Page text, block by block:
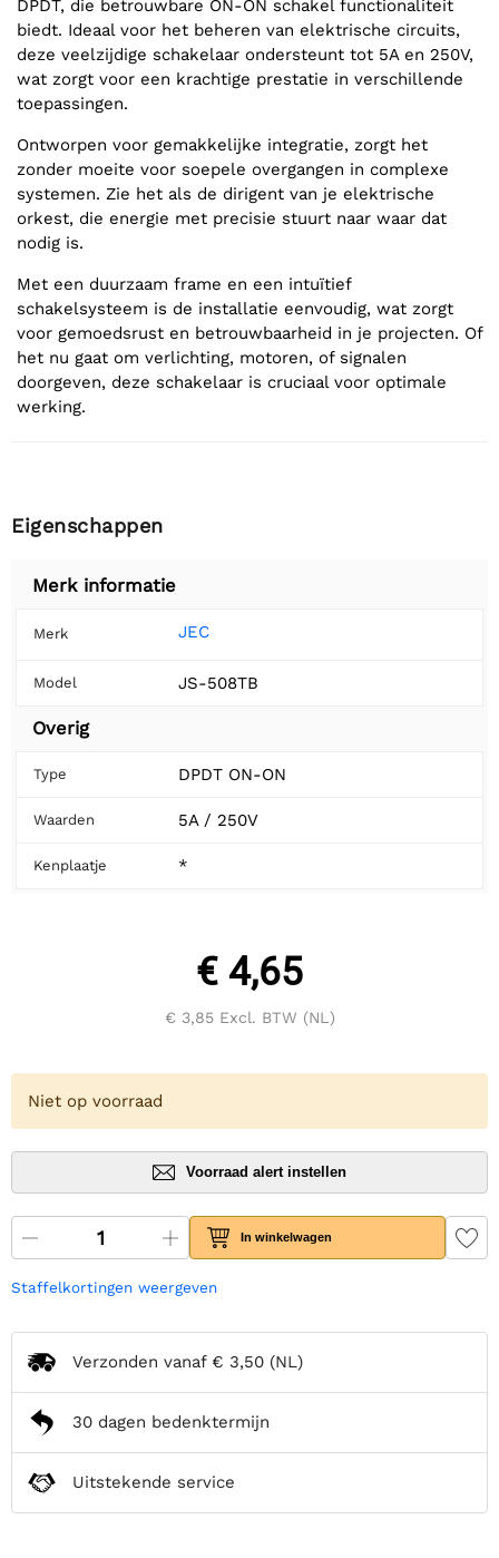
DPDT, die betrouwbare ON-ON schakel functionaliteit
biedt. Ideaal voor het beheren van elektrische circuits,
deze veelzijdige schakelaar ondersteunt tot 5A en 250V,
wat zorgt voor een krachtige prestatie in verschillende
toepassingen.
Ontworpen voor gemakkelijke integratie, zorgt het
zonder moeite voor soepele overgangen in complexe
systemen. Zie het als de dirigent van je elektrische
orkest, die energie met precisie stuurt naar waar dat
nodig is.
Met een duurzaam frame en een intuïtief
schakelsysteem is de installatie eenvoudig, wat zorgt
voor gemoedsrust en betrouwbaarheid in je projecten. Of
het nu gaat om verlichting, motoren, of signalen
doorgeven, deze schakelaar is cruciaal voor optimale
werking.
Eigenschappen
Merk informatie
Merk JEC
Model JS-508TB
Overig
Type DPDT ON-ON
Waarden 5A / 250V
Kenplaatje *
€ 4,65
€ 3,85Excl. BTW (NL)
Niet op voorraad
Voorraad alert instellen
In winkelwagen
Staffelkortingen weergeven
Verzonden vanaf € 3,50 (NL)
30 dagen bedenktermijn
Uitstekende service